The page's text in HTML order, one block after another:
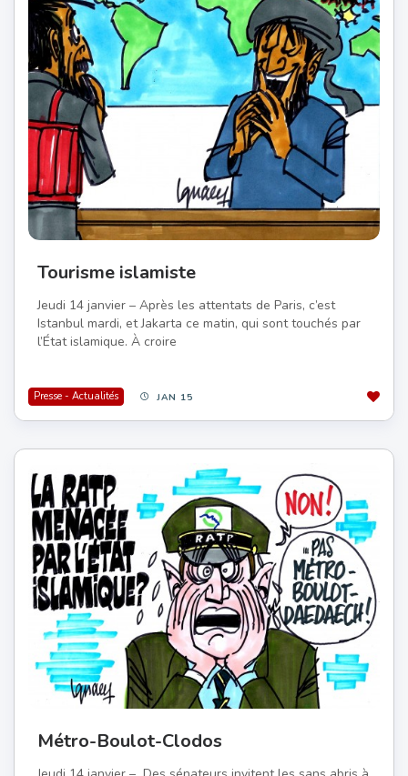
Tourisme islamiste
Jeudi 14 janvier – Après les attentats de Paris, c’est
Istanbul mardi, et Jakarta ce matin, qui sont touchés par
l’État islamique. À croire
Presse - Actualités JAN 15
Métro-Boulot-Clodos